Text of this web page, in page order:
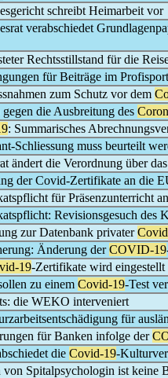
schreibt Heimarbeit vor
verabschiedet
Rechtsstillstand für die
für Beiträge im Profisport
zum Schutz vor dem
die Ausbreitung des
: Summarisches
Schliessung muss beurteilt
ändert die Verordnung über
der Covid-Zertifikate an die
für Präsenzunterricht
Revisionsgesuch des
zur Datenbank privater
Änderung derCOVID-19
19-Zertifikate wird eingestellt
zu einem Covid-19-Test
die WEKO interveniert
für
für Banken infolge der
die Covid-19-
Spitalpsychologin ist keine